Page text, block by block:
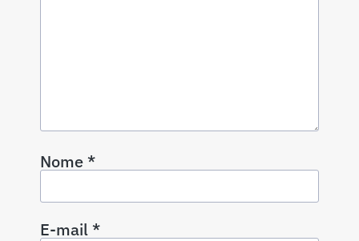
Nome*
E-mail*